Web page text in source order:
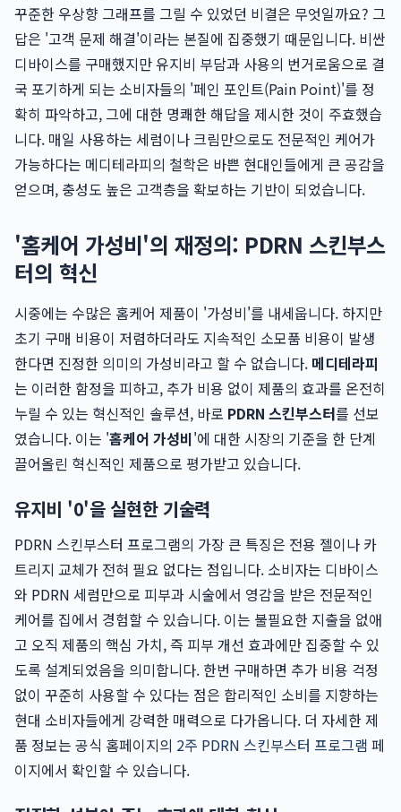
꾸준한 우상향 그래프를 그릴 수 있었던 비결은 무엇일까요? 그
답은 '고객 문제 해결'이라는 본질에 집중했기 때문입니다. 비싼
디바이스를 구매했지만 유지비 부담과 사용의 번거로움으로 결
국 포기하게 되는 소비자들의 '페인 포인트(Pain Point)'를 정
확히 파악하고, 그에 대한 명쾌한 해답을 제시한 것이 주효했습
니다. 매일 사용하는 세럼이나 크림만으로도 전문적인 케어가
가능하다는 메디테라피의 철학은 바쁜 현대인들에게 큰 공감을
얻으며, 충성도 높은 고객층을 확보하는 기반이 되었습니다.
'홈케어 가성비'의 재정의: PDRN 스킨부스
터의 혁신
시중에는 수많은 홈케어 제품이 '가성비'를 내세웁니다. 하지만
초기 구매 비용이 저렴하더라도 지속적인 소모품 비용이 발생
한다면 진정한 의미의 가성비라고 할 수 없습니다. 메디테라피
는 이러한 함정을 피하고, 추가 비용 없이 제품의 효과를 온전히
누릴 수 있는 혁신적인 솔루션, 바로 PDRN 스킨부스터를 선보
였습니다. 이는 '홈케어 가성비'에 대한 시장의 기준을 한 단계
끌어올린 혁신적인 제품으로 평가받고 있습니다.
유지비 '0'을 실현한 기술력
PDRN 스킨부스터 프로그램의 가장 큰 특징은 전용 젤이나 카
트리지 교체가 전혀 필요 없다는 점입니다. 소비자는 디바이스
와 PDRN 세럼만으로 피부과 시술에서 영감을 받은 전문적인
케어를 집에서 경험할 수 있습니다. 이는 불필요한 지출을 없애
고 오직 제품의 핵심 가치, 즉 피부 개선 효과에만 집중할 수 있
도록 설계되었음을 의미합니다. 한번 구매하면 추가 비용 걱정
없이 꾸준히 사용할 수 있다는 점은 합리적인 소비를 지향하는
현대 소비자들에게 강력한 매력으로 다가옵니다. 더 자세한 제
품 정보는 공식 홈페이지의 2주 PDRN 스킨부스터 프로그램 페
이지에서 확인할 수 있습니다.